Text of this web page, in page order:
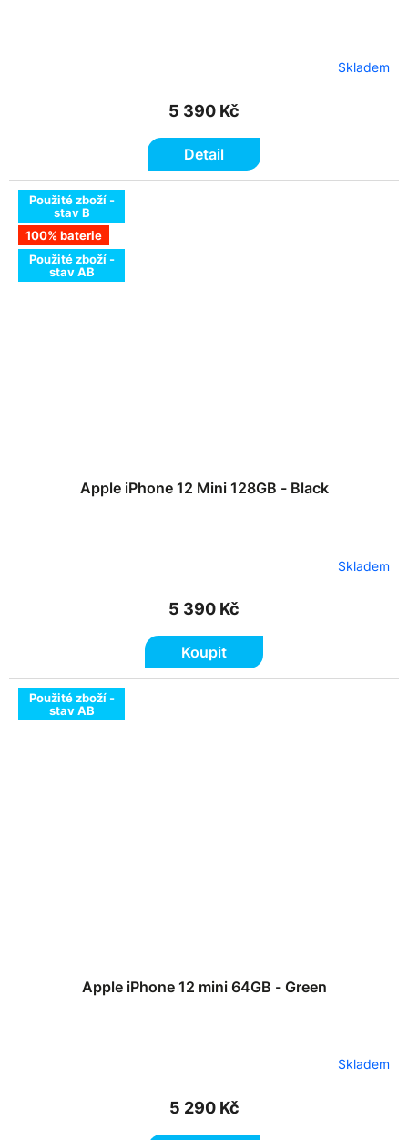
Skladem
5 390 Kč
Detail
Použité zboží -
stav B
100% baterie
Použité zboží -
stav AB
Apple iPhone 12 Mini 128GB - Black
Skladem
5 390 Kč
Koupit
Použité zboží -
stav AB
Apple iPhone 12 mini 64GB - Green
Skladem
5 290 Kč